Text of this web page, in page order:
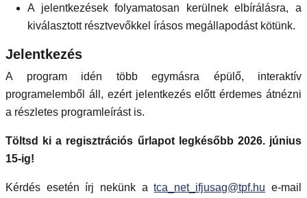
A jelentkezések folyamatosan kerülnek elbírálásra, a
kiválasztott résztvevőkkel írásos megállapodást kötünk.
Jelentkezés
A program idén több egymásra épülő, interaktív
programelemből áll, ezért jelentkezés előtt érdemes átnézni
a részletes programleírást is.
Töltsd ki a regisztrációs űrlapot legkésőbb 2026. június
15-ig!
Kérdés esetén írj nekünk atca_net_ifjusag@tpf.hu e-mail